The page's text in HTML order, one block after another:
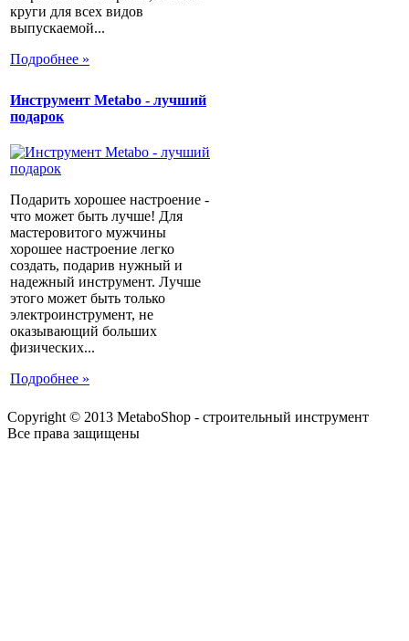
круги для всех видов
выпускаемой...
Подробнее »
Инструмент Metabo - лучший
подарок
Подарить хорошее настроение -
что может быть лучше! Для
мастеровитого мужчины
хорошее настроение легко
создать, подарив нужный и
надежный инструмент. Лучше
этого может быть только
электроинструмент, не
оказывающий больших
физических...
Подробнее »
Copyright © 2013 MetaboShop - строительный инструмент
Все права защищены